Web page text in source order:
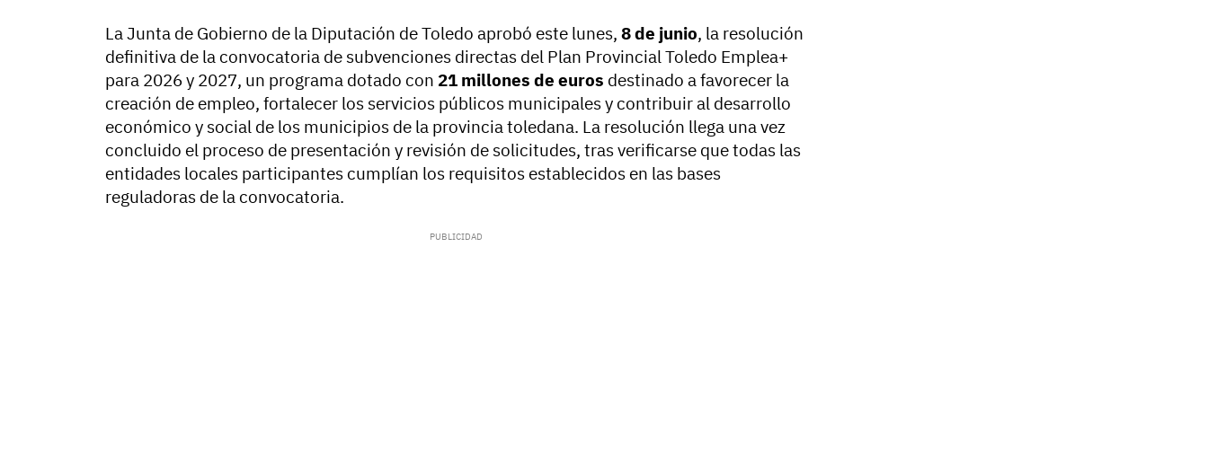
La Junta de Gobierno de la Diputación de Toledo aprobó este lunes, 8 de junio, la resolución
definitiva de la convocatoria de subvenciones directas del Plan Provincial Toledo Emplea+
para 2026 y 2027, un programa dotado con 21 millones de euros destinado a favorecer la
creación de empleo, fortalecer los servicios públicos municipales y contribuir al desarrollo
económico y social de los municipios de la provincia toledana. La resolución llega una vez
concluido el proceso de presentación y revisión de solicitudes, tras verificarse que todas las
entidades locales participantes cumplían los requisitos establecidos en las bases
reguladoras de la convocatoria.